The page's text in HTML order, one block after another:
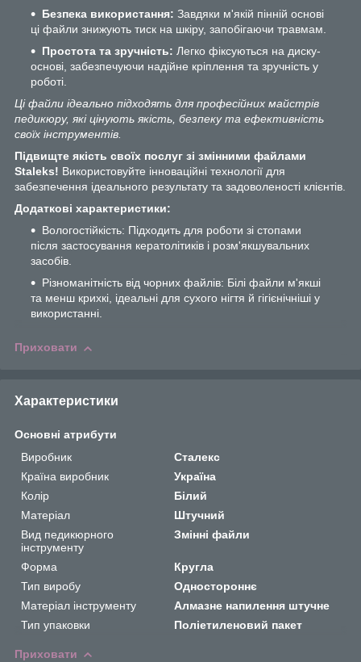
Безпека використання: Завдяки м'якій пінній основі
ці файли знижують тиск на шкіру, запобігаючи травмам.
Простота та зручність: Легко фіксуються на диску-
основі, забезпечуючи надійне кріплення та зручність у
роботі.
Ці файли ідеально підходять для професійних майстрів
педикюру, які цінують якість, безпеку та ефективність
своїх інструментів.
Підвищте якість своїх послуг зі змінними файлами
Staleks! Використовуйте інноваційні технології для
забезпечення ідеального результату та задоволеності клієнтів.
Додаткові характеристики:
Вологостійкість: Підходить для роботи зі стопами
після застосування кератолітиків і розм'якшувальних
засобів.
Різноманітність від чорних файлів: Білі файли м'якші
та менш крихкі, ідеальні для сухого нігтя й гігієнічніші у
використанні.
Приховати
Характеристики
Основні атрибути
Виробник
Сталекс
Країна виробник
Україна
Колір
Білий
Матеріал
Штучний
Вид педикюрного
інструменту
Змінні файли
Форма
Кругла
Тип виробу
Одностороннє
Матеріал інструменту
Алмазне напилення штучне
Тип упаковки
Поліетиленовий пакет
Приховати